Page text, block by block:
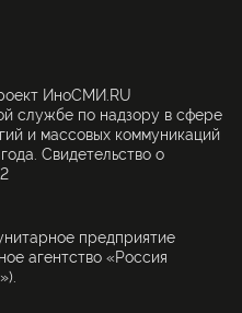
ИноСМИ.RU
службе по надзору в сфере
и массовых коммуникаций
Свидетельство о
предприятие
агентство «Россия